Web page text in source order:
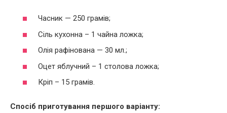
Часник — 250 грамів;
Сіль кухонна – 1 чайна ложка;
Олія рафінована — 30 мл.;
Оцет яблучний – 1 столова ложка;
Кріп – 15 грамів.
Спосіб приготування першого варіанту: